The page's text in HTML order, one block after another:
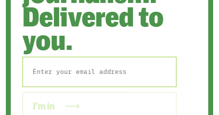
Delivered to
you.
I'm in